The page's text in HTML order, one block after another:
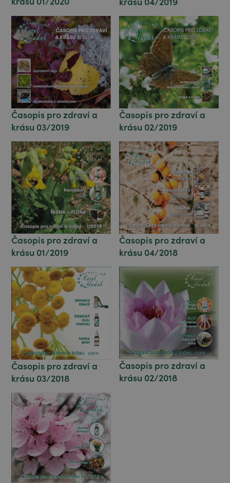
Časopis pro zdraví a
krásu 03/2019
Časopis pro zdraví a
krásu 02/2019
Časopis pro zdraví a
krásu 01/2019
Časopis pro zdraví a
krásu 04/2018
Časopis pro zdraví a
krásu 03/2018
Časopis pro zdraví a
krásu 02/2018